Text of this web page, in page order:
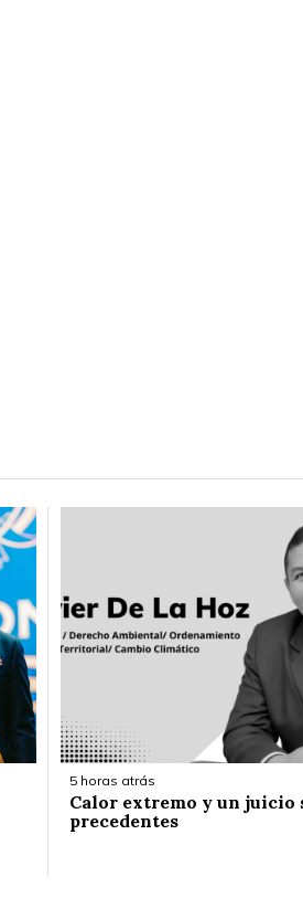
5 horas atrás
Calor extremo y un juicio
precedentes